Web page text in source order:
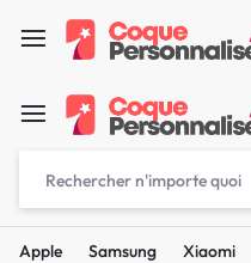
Apple Samsung Xiaomi